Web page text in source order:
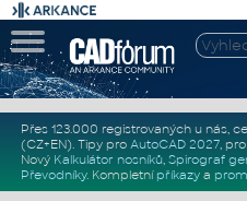
Přes 123.000 registrovaných u nás,
(CZ+EN). Tipy pro AutoCAD 2027, pro
Nový Kalkulátor nosníků, Spirograf
Převodníky. Kompletní příkazya